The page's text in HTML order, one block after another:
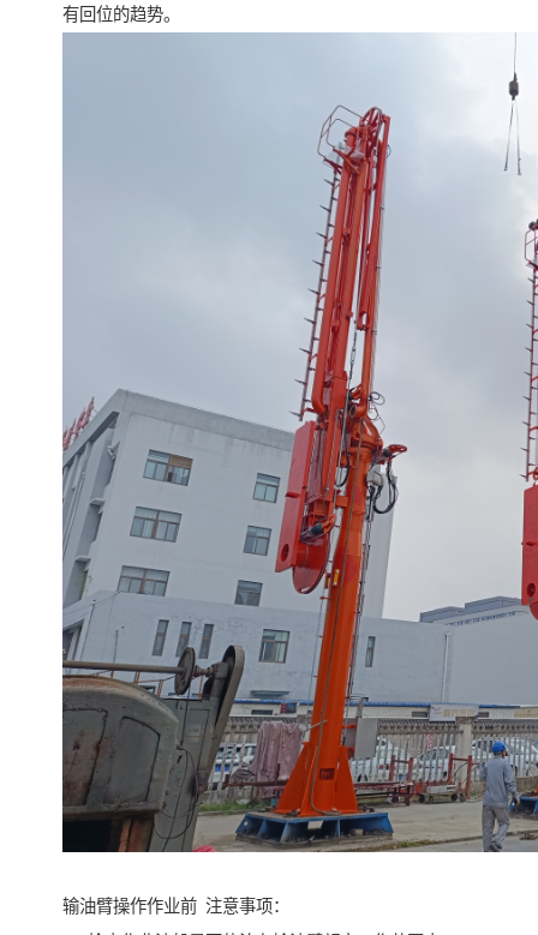
有回位的趋势。
输油臂操作作业前 注意事项：